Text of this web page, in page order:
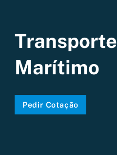
Transporte
Marítimo
Pedir Cotação